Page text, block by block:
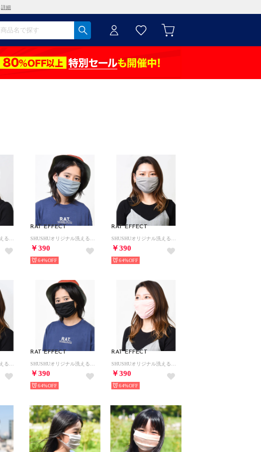
詳細
RAT EFFECT
￥390
64%
RAT EFFECT
￥390
64%
RAT EFFECT
￥390
64%
RAT EFFECT
￥390
64%